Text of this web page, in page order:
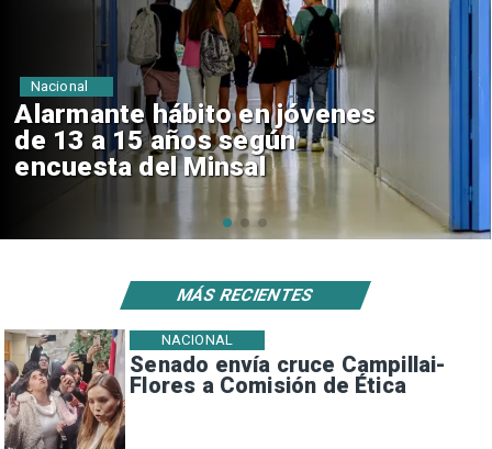
Aprueban creación del Parque
Sebastián Piñera con inversión
de $4 mil millones
Regiones
Senado envía cruce Campillai-
Flores a Comisión de Ética
NACIONAL
MÁS RECIENTES